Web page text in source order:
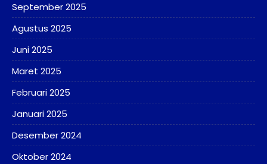
September 2025
Agustus 2025
Juni 2025
Maret 2025
Februari 2025
Januari 2025
Desember 2024
Oktober 2024